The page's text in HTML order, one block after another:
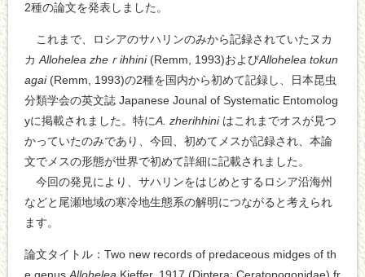
2種の論文を発表しました。
これまで、ロシアのサハリンのみから記録されていたヌカ
カ Allohelea zheｒihhini(Remm, 1993)およびAllohelea tokun
agai(Remm, 1993)の2種を国内から初めて記録し、日本昆虫
分類学会の英文誌 Japanese Jounal of Systematic Entomolog
yに掲載されました。特にA. zherihhini はこれまでオスが見つ
かっていたのみであり、今回、初めてメスが記録され、本論
文でメスの形態が世界で初めて詳細に記載されました。
今回の発見により、サハリンをはじめとするロシア沿海州
などと尾瀬地域の寒冷地生態系の解明につながると考えられ
ます。
論文タイトル：Two new records of predaceous midges of th